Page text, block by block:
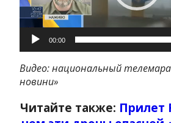
00:00
Видео: национальный
новини»
Читайте также: Прилет